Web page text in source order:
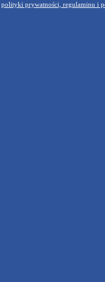
polityki prywatności, regulaminu i